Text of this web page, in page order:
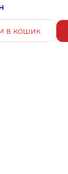
в кошик